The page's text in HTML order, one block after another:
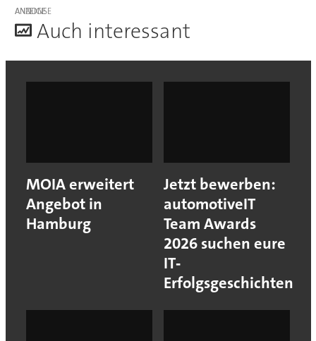
ANZEIGE
Auch interessant
MOIA erweitert
Angebot in
Hamburg
Jetzt bewerben:
automotiveIT
Team Awards
2026 suchen eure
IT‐
Erfolgsgeschichten